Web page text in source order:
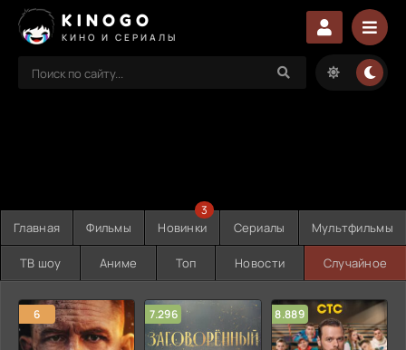
KINOGO
КИНО И СЕРИАЛЫ
Главная Фильмы Новинки
3
Сериалы Мультфильмы
ТВ шоу Аниме Топ Новости Случайное
6 7.296 8.889